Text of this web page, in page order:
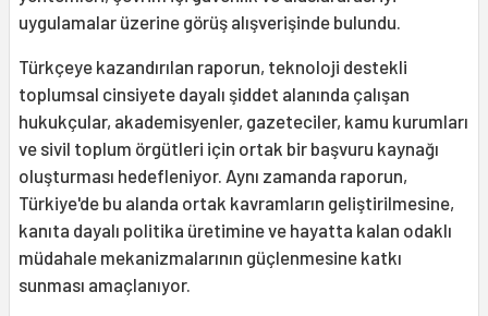
uygulamalar üzerine görüş alışverişinde bulundu.
Türkçeye kazandırılan raporun, teknoloji destekli
toplumsal cinsiyete dayalı şiddet alanında çalışan
hukukçular, akademisyenler, gazeteciler, kamu kurumları
ve sivil toplum örgütleri için ortak bir başvuru kaynağı
oluşturması hedefleniyor. Aynı zamanda raporun,
Türkiye'de bu alanda ortak kavramların geliştirilmesine,
kanıta dayalı politika üretimine ve hayatta kalan odaklı
müdahale mekanizmalarının güçlenmesine katkı
sunması amaçlanıyor.